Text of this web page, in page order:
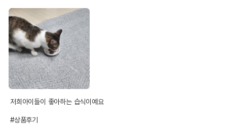
저희아이들이 좋아하는 습식이예요
#상품후기